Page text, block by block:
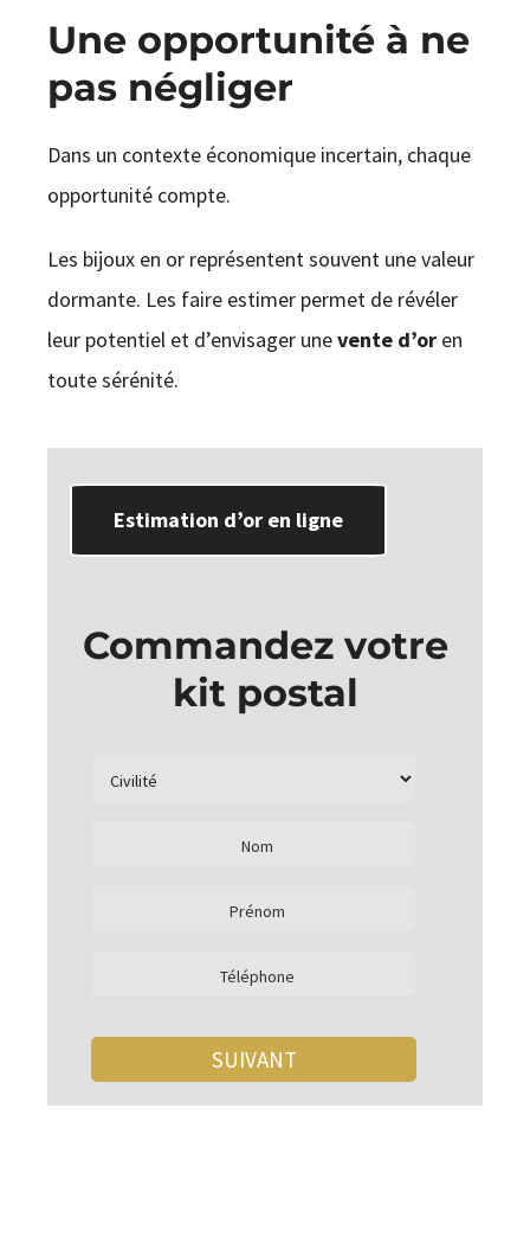
Une opportunité à ne
pas négliger
Dans un contexte économique incertain, chaque
opportunité compte.
Les bijoux en or représentent souvent une valeur
dormante. Les faire estimer permet de révéler
leur potentiel et d’envisager unevente d’oren
toute sérénité.
Estimation d’or en ligne
Commandez votre
kit postal